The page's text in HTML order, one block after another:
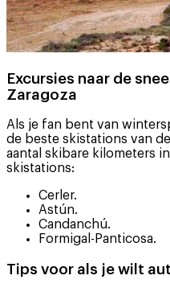
Excursies naar de
Zaragoza
Als je fan bent van
de beste skistations van
aantal skibare kilometers
skistations:
Cerler.
Astún.
Candanchú.
Formigal-Panticosa.
Tips voor als je wilt